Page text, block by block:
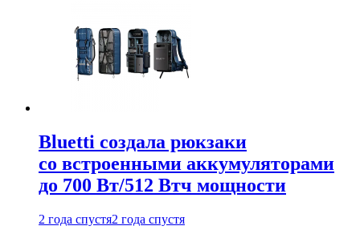
Bluetti создала рюкзаки
со встроенными аккумуляторами
до 700 Вт/512 Втч мощности
2 года спустя2 года спустя